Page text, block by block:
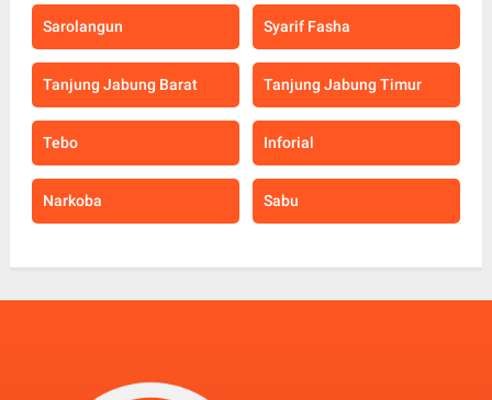
Sarolangun Syarif Fasha
Tanjung Jabung Barat Tanjung Jabung Timur
Tebo Inforial
Narkoba Sabu